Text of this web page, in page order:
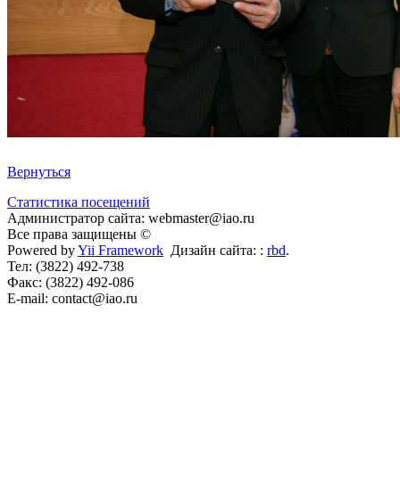
Вернуться
Статистика посещений
Администратор сайта: webmaster@iao.ru
Все права защищены ©
Powered byYii Framework Дизайн сайта: : rbd.
Тел: (3822) 492-738
Факс: (3822) 492-086
E-mail: contact@iao.ru